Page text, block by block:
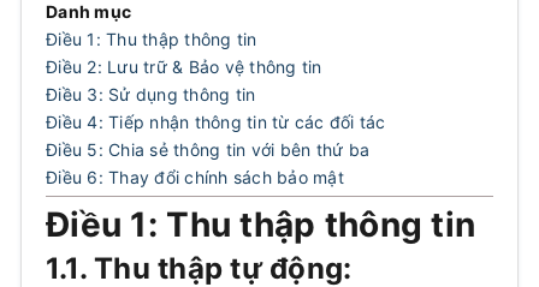
Danh mục
Điều 1: Thu thập thông tin
Điều 2: Lưu trữ & Bảo vệ thông tin
Điều 3: Sử dụng thông tin
Điều 4: Tiếp nhận thông tin từ các đối tác
Điều 5: Chia sẻ thông tin với bên thứ ba
Điều 6: Thay đổi chính sách bảo mật
Điều 1: Thu thập thông tin
1.1. Thu thập tự động: